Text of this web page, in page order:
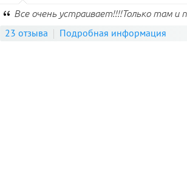
Все очень устраивает!!!!Только там и
23 отзыва Подробная информация